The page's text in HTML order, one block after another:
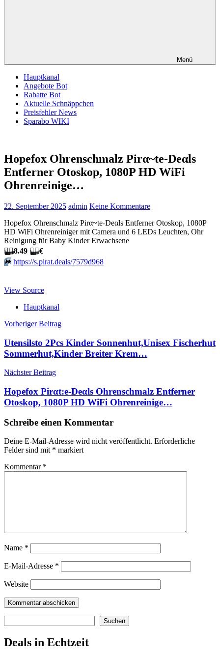
Menü
Hauptkanal
Angebote Bot
Rabatte Bot
Aktuelle Schnäppchen
Preisfehler News
Sparabo WIKI
Hopefox Ohrenschmalz Pirα~tе-Dеαls
Entferner Otoskop, 1080P HD WiFi
Ohrenreinige…
22. September 2025 admin Keine Kommentare
Hopefox Ohrenschmalz Pirα~tе-Dеαls Entferner Otoskop, 1080P
HD WiFi Ohrenreiniger mit Camera und 6 LEDs Leuchten, Ohr
Reinigung für Baby Kinder Erwachsene
🏴‍☠️8.49 🏴‍☠️€
⏩️ https://s.pirat.deals/7579d968
View Source
Hauptkanal
Beitragsnavigation
Vorheriger Beitrag
Utensilsto 2Pcs Kinder Sonnenhut,Unisex Fischerhut
Sommerhut,Kinder Breiter Krem…
Nächster Beitrag
Hopefox Pirαt:е-Dеαls Ohrenschmalz Entferner
Otoskop, 1080P HD WiFi Ohrenreinige…
Schreibe einen Kommentar
Deine E-Mail-Adresse wird nicht veröffentlicht. Erforderliche
Felder sind mit * markiert
Kommentar *
Name *
E-Mail-Adresse *
Website
Suchen
Deals in Echtzeit